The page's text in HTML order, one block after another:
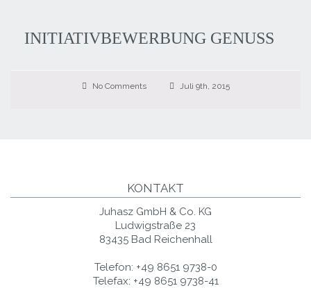
INITIATIVBEWERBUNG GENUSS
No Comments Juli 9th, 2015
KONTAKT
Juhasz GmbH & Co. KG
Ludwigstraße 23
83435 Bad Reichenhall
Telefon: +49 8651 9738-0
Telefax: +49 8651 9738-41